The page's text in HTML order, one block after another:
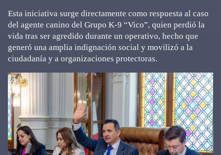
Esta iniciativa surge directamente como respuesta al caso
del agente canino del Grupo K-9 “Vico”, quien perdió la
vida tras ser agredido durante un operativo, hecho que
generó una amplia indignación social y movilizó a la
ciudadanía y a organizaciones protectoras.